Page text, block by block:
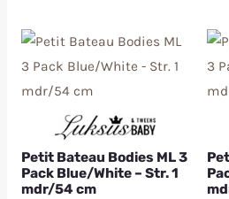
Petit Bateau Bodies ML 3
Pack Blue/White – Str. 1
mdr/54 cm